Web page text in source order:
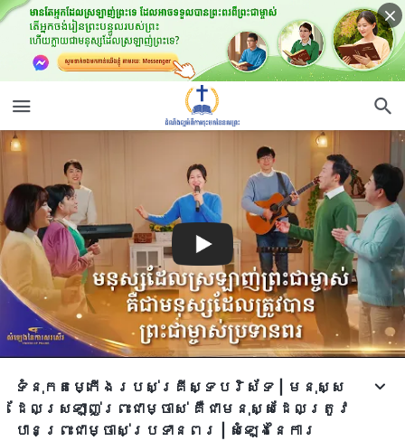
ទំនុកតម្កើង​របស់​គ្រីស្ទបរិស័ទ​ | មនុស្ស
ដែលស្រឡាញ់ព្រះជាម្ចាស់ គឺជាមនុស្សដែលត្រូវ
បានព្រះជាម្ចាស់ប្រទានពរ | សំឡេងនៃការ